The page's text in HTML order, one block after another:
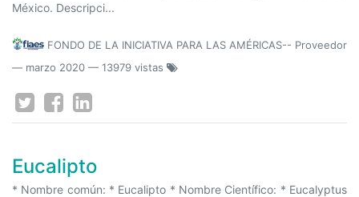
México. Descripci...
FONDO DE LA INICIATIVA PARA LAS AMÉRICAS-- Proveedor
— marzo 2020 — 13979 vistas
Eucalipto
* Nombre común: * Eucalipto * Nombre Científico: * Eucalyptus